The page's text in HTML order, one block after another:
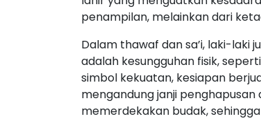
penampilan, melainkan dari
Dalam thawaf dan sa’i, laki-laki
adalah kesungguhan fisik,
simbol kekuatan, kesiapan
mengandung janji
memerdekakan budak,